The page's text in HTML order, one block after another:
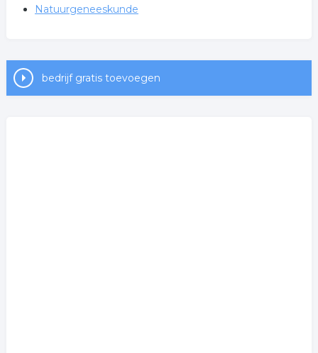
Natuurgeneeskunde
bedrijf gratis toevoegen